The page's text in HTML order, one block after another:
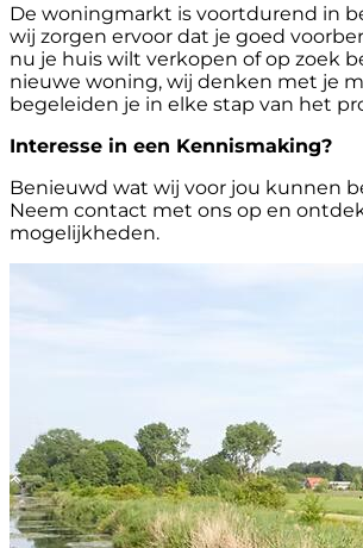
De woningmarkt is voortdurend in
wij zorgen ervoor dat je goed
nu je huis wilt verkopen of op zoek
nieuwe woning, wij denken met je
begeleiden je in elke stap van het
Interesse in een Kennismaking?
Benieuwd wat wij voor jou kunnen
Neem contact met ons op en
mogelijkheden.